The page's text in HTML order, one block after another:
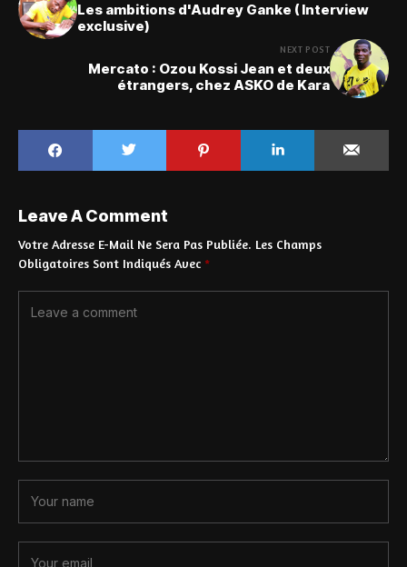
Les ambitions d'Audrey Ganke ( Interview
exclusive)
NEXT POST
Mercato : Ozou Kossi Jean et deux
étrangers, chez ASKO de Kara
Leave A Comment
Votre Adresse E-Mail Ne Sera Pas Publiée. Les Champs
Obligatoires Sont Indiqués Avec *